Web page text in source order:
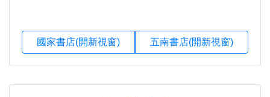
國家書店(開新視窗) 五南書店(開新視窗)